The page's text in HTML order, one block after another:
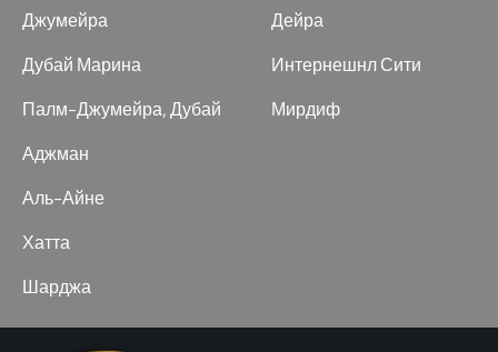
Джумейра
Дубай Марина
Палм-Джумейра, Дубай
Дейра
Интернешнл Сити
Мирдиф
Аджман
Аль-Айне
Хатта
Шарджа